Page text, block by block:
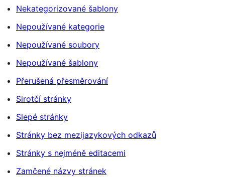
Nekategorizované šablony
Nepoužívané kategorie
Nepoužívané soubory
Nepoužívané šablony
Přerušená přesměrování
Sirotčí stránky
Slepé stránky
Stránky bez mezijazykových odkazů
Stránky s nejméně editacemi
Zamčené názvy stránek